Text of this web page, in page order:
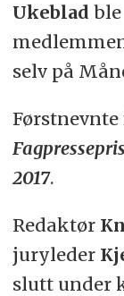
Ukeblad
selv på
2017.
Redaktør
juryleder
slutt under